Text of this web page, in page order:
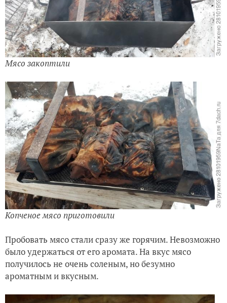
Мясо закоптили
Копченое мясо приготовили
Пробовать мясо стали сразу же горячим. Невозможно
было удержаться от его аромата. На вкус мясо
получилось не очень соленым, но безумно
ароматным и вкусным.